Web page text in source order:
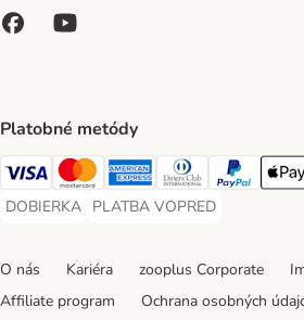
Platobné metódy
Visa Payment Method
Mastercard Payment Method
American Express Payment
Diners Club Payment
PayPal Apple
DOBIERKA
DOBIERKA Payment Method
PLATBA VOPRED
PLATBA VOPRED Payment
O nás Kariéra zooplus Corporate
Affiliate program
Ochrana osobných